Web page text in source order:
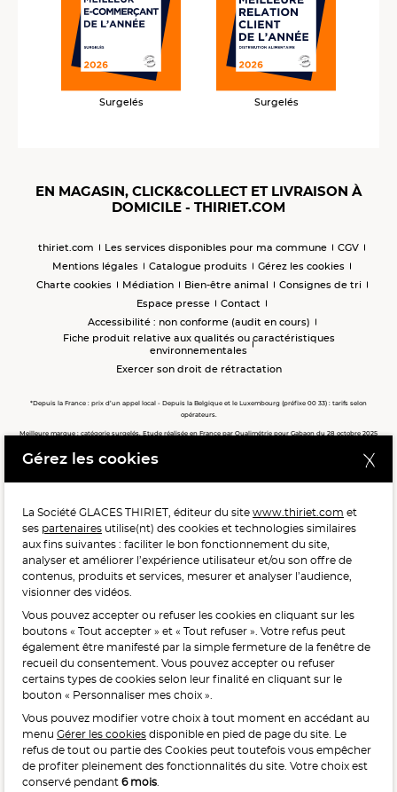
Surgelés Surgelés
EN MAGASIN, CLICK&COLLECT ET LIVRAISON À
DOMICILE - THIRIET.COM
thiriet.com Les services disponibles pour ma commune
CGV
Mentions légales
Catalogue produits
Gérez les cookies
Charte cookies
Médiation Bien-être animal
Consignes de tri
Espace presse
Contact
Accessibilité : non conforme (audit en cours)
Fiche produit relative aux qualités ou caractéristiques
environnementales
Exercer son droit de rétractation
*Depuis la France : prix d’un appel local - Depuis la Belgique et le Luxembourg (préfixe 00 33) : tarifs selon
opérateurs.
Meilleure marque : catégorie surgelés. Etude réalisée en France par Qualimétrie pour Gabaon du 28 octobre 2025
Meilleure chaîne de magasins, Meilleur e-commerçant, Meilleure relation clients : catégorie surgelés. Étude
POUR VOTRE SANTÉ, MANGEZ AU MOINS CINQ FRUITS ET
LÉGUMES PAR JOUR.WWW.MANGERBOUGER.FR
L'abus d'alcool est dangereux pour la santé, à consommer
avec modération.
Interdiction de vente de boissons alcooliques
aux mineurs de moins de 18 ans
Gérez les cookies
La Société GLACES THIRIET, éditeur du site www.thiriet.com et
ses partenaires utilise(nt) des cookies et technologies similaires
aux fins suivantes : faciliter le bon fonctionnement du site,
analyser et améliorer l’expérience utilisateur et/ou son offre de
contenus, produits et services, mesurer et analyser l’audience,
visionner des vidéos.
Vous pouvez accepter ou refuser les cookies en cliquant sur les
boutons « Tout accepter » et « Tout refuser ». Votre refus peut
également être manifesté par la simple fermeture de la fenêtre de
recueil du consentement. Vous pouvez accepter ou refuser
certains types de cookies selon leur finalité en cliquant sur le
bouton « Personnaliser mes choix ».
Vous pouvez modifier votre choix à tout moment en accédant au
menu Gérer les cookies disponible en pied de page du site. Le
refus de tout ou partie des Cookies peut toutefois vous empêcher
de profiter pleinement des fonctionnalités du site. Votre choix est
conservé pendant 6 mois.